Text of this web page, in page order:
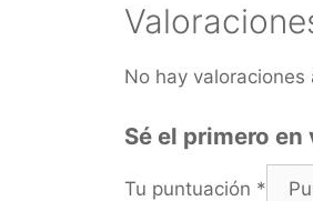
No hay valoraciones
Sé el primero en
Tu puntuación *